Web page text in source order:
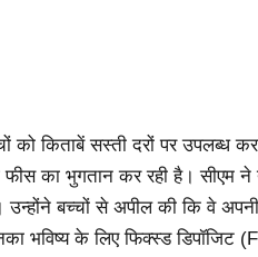
किताबें सस्ती दरों पर उपलब्ध
का भुगतान कर रही है। सीएम
उन्होंने बच्चों से अपील की कि वे
भविष्य के लिए फिक्स्ड डिपॉजिट